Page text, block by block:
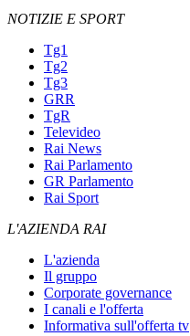
NOTIZIE E SPORT
Tg1
Tg2
Tg3
GRR
TgR
Televideo
Rai News
Rai Parlamento
GR Parlamento
Rai Sport
L'AZIENDA RAI
L'azienda
Il gruppo
Corporate governance
I canali e l'offerta
Informativa sull'offerta tv